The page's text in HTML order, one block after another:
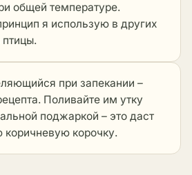
общей температуре.
я использую в других
.
при запекании –
Поливайте им утку
поджаркой – это даст
коричневую корочку.